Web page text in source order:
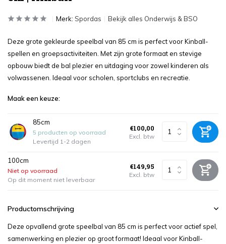
Merk: Spordas Bekijk alles Onderwijs & BSO
Deze grote gekleurde speelbal van 85 cm is perfect voor Kinball-
spellen en groepsactiviteiten. Met zijn grote formaat en stevige
opbouw biedt de bal plezier en uitdaging voor zowel kinderen als
volwassenen. Ideaal voor scholen, sportclubs en recreatie.
Maak een keuze:
85cm
5 producten op voorraad
Levertijd 1-2 dagen
€100,00
Excl. btw
100cm
Niet op voorraad
Op dit moment niet leverbaar
€149,95
Excl. btw
Productomschrijving
Deze opvallend grote speelbal van 85 cm is perfect voor actief spel,
samenwerking en plezier op groot formaat! Ideaal voor Kinball-